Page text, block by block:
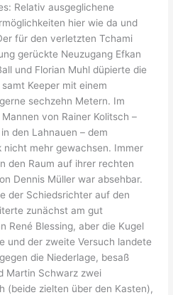
Relativ ausgeglichene
hier wie da und
für den verletzten Tchami
gerückte Neuzugang Efkan
und Florian Muhl düpierte die
Keeper mit einem
sechzehn Metern. Im
von Rainer Kolitsch –
den Lahnauen – dem
nicht mehr gewachsen. Immer
den Raum auf ihrer rechten
Dennis Müller war absehbar.
der Schiedsrichter auf den
zunächst am gut
René Blessing, aber die Kugel
und der zweite Versuch landete
die Niederlage, besaß
Martin Schwarz zwei
(beide zielten über den Kasten),